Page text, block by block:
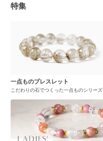
特集
一点ものブレスレット
こだわりの石でつくった一点ものシリーズ